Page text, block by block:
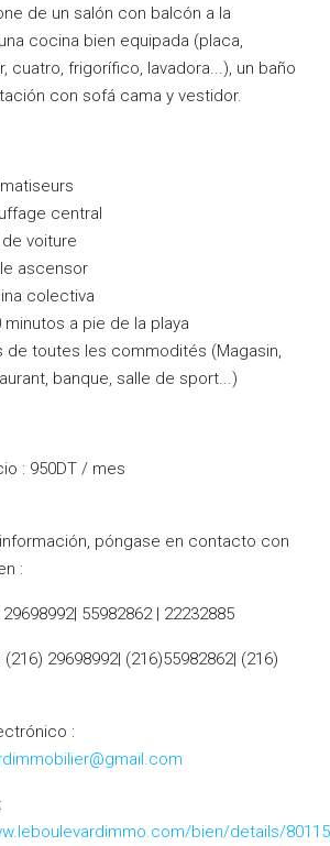
de un salón con balcón a la
cocina bien equipada (placa,
cuatro, frigorífico, lavadora...), un baño
con sofá cama y vestidor.
central
voiture
ascensor
colectiva
minutos a pie de la playa
de toutes les commodités (Magasin,
banque, salle de sport...)
: 950DT / mes
póngase en contacto con
:
55982862 | 22232885
29698992| (216)55982862| (216)
:
bien/details/